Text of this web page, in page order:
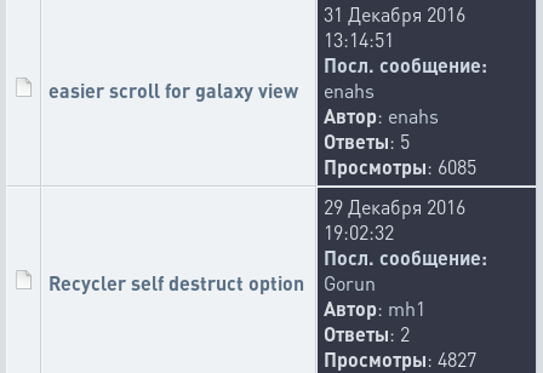
easier scroll for galaxy view
31 Декабря 2016
13:14:51
Посл. сообщение:
enahs
Автор: enahs
Ответы: 5
Просмотры: 6085
Recycler self destruct option
29 Декабря 2016
19:02:32
Посл. сообщение:
Gorun
Автор: mh1
Ответы: 2
Просмотры: 4827